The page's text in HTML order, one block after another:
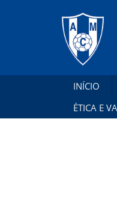
INÍCIO
ÉTICA E